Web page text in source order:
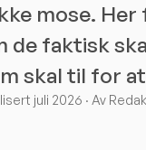
mose.
de faktisk
skal til for
juli 2026 · Av